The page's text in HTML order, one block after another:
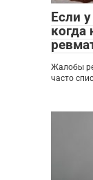
Если
когда
Жалобы
часто